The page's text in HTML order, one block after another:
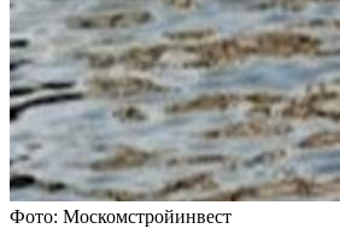
Фото: Москомстройинвест